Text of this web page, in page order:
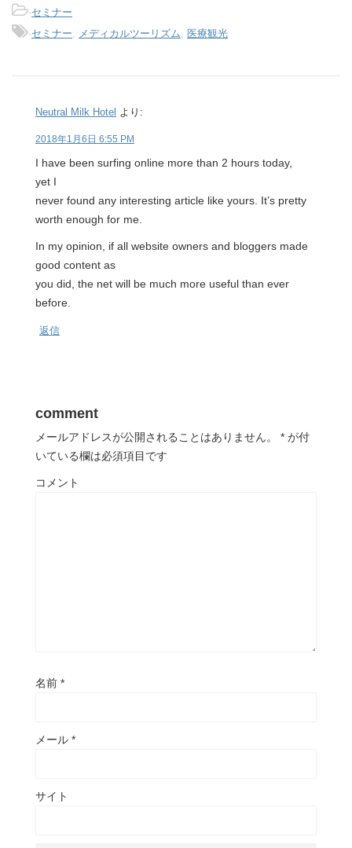
-セミナー
-セミナー メディカルツーリズム 医療観光
Neutral Milk Hotel より:
2018年1月6日 6:55 PM
I have been surfing online more than 2 hours today,
yet I
never found any interesting article like yours. It’s pretty
worth enough for me.
In my opinion, if all website owners and bloggers made
good content as
you did, the net will be much more useful than ever
before.
返信
comment
メールアドレスが公開されることはありません。 * が付
いている欄は必須項目です
コメント
名前 *
メール *
サイト